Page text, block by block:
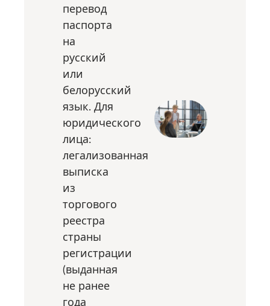
перевод
паспорта
на
русский
или
белорусский
язык. Для
юридического
лица:
легализованная
выписка
из
торгового
реестра
страны
регистрации
(выданная
не ранее
года